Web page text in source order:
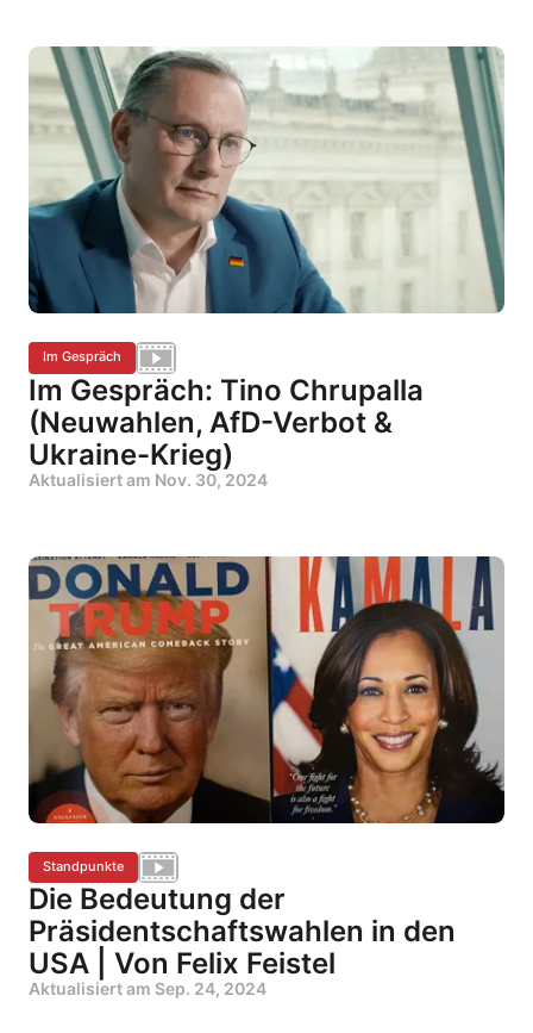
Im Gespräch
Im Gespräch: Tino Chrupalla
(Neuwahlen, AfD-Verbot &
Ukraine-Krieg)
Aktualisiert am Nov. 30, 2024
Standpunkte
Die Bedeutung der
Präsidentschaftswahlen in den
USA | Von Felix Feistel
Aktualisiert am Sep. 24, 2024